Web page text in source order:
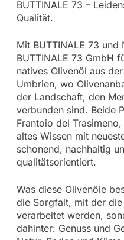
BUTTINALE 73 –
Qualität.
Mit BUTTINALE 73 und
BUTTINALE 73 GmbH
natives Olivenöl aus
Umbrien, wo
der Landschaft, den
verbunden sind. Beide
Frantoio del
altes Wissen mit
schonend, nachhaltig
qualitätsorientiert.
Was diese Olivenöle
die Sorgfalt, mit der
verarbeitet werden,
dahinter: Genuss und